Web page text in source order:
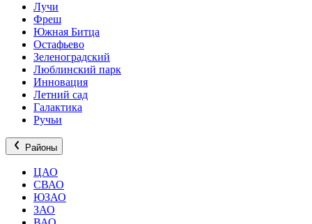
Лучи
Фреш
Южная Битца
Остафьево
Зеленоградский
Люблинский парк
Инновация
Летний сад
Галактика
Ручьи
Районы
ЦАО
СВАО
ЮЗАО
ЗАО